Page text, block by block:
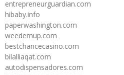
entrepreneurguardian.com
hibaby.info
paperwashington.com
weedemup.com
bestchancecasino.com
bilalliaqat.com
autodispensadores.com